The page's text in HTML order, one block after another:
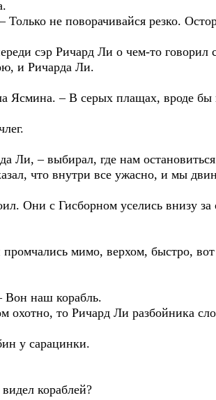
не поворачивайся резко.
сэр Ричард Ли о чем-то
и Ричарда Ли.
Ясмина. – В серых плащах, вроде бы
Ли, – выбирал, где нам
что внутри все ужасно, и мы
Они с Гисборном уселись внизу
мимо, верхом, быстро,
Вон наш корабль.
то Ричард Ли разбойника
у сарацинки.
кораблей?